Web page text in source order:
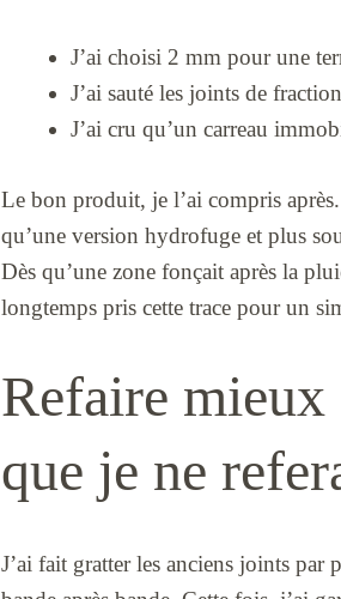
J’ai choisi 2 mm pour une
J’ai sauté les joints de
J’ai cru qu’un carreau
Le bon produit, je l’ai compris
qu’une version hydrofuge et plus
Dès qu’une zone fonçait après la
longtemps pris cette trace pour un
Refaire mieux
que je ne
J’ai fait gratter les anciens joints par